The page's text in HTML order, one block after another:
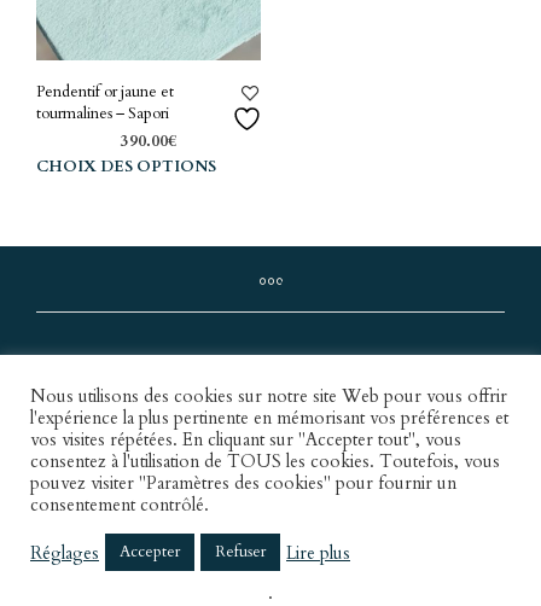
Pendentif or jaune et
tourmalines – Sapori
390.00€
CHOIX DES OPTIONS
plusieurs
Les
options
choisies
sur
la
page
du
Conditions Générales de Vente
Mentions légales
Copyright © 2022 Maison Louis.
Nous utilisons des cookies sur notre site Web pour vous offrir
l'expérience la plus pertinente en mémorisant vos préférences et
vos visites répétées. En cliquant sur "Accepter tout", vous
consentez à l'utilisation de TOUS les cookies. Toutefois, vous
pouvez visiter "Paramètres des cookies" pour fournir un
consentement contrôlé.
Réglages
Accepter Refuser
Lire plus
.